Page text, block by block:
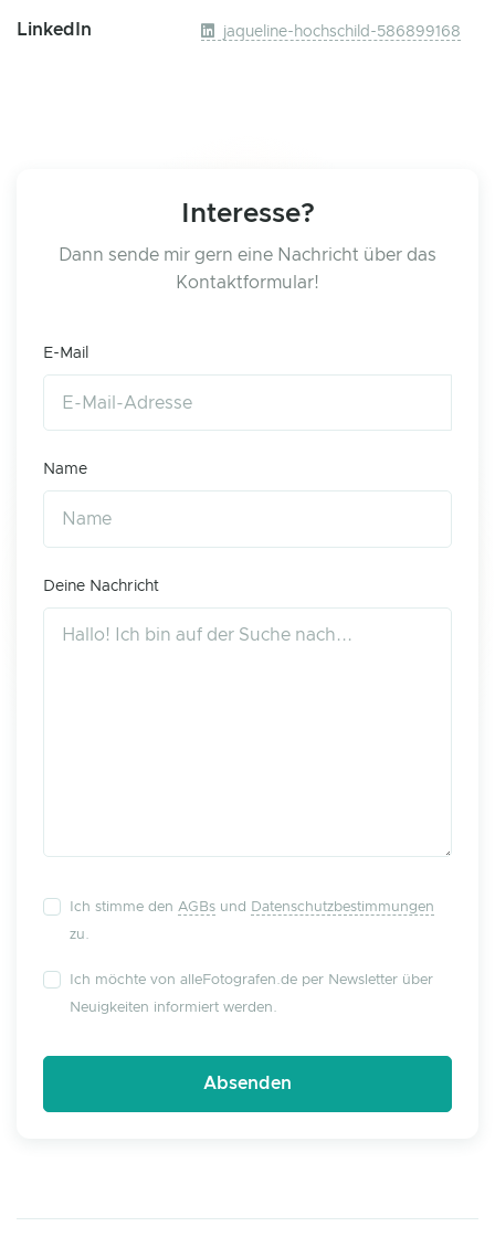
LinkedIn jaqueline-hochschild-586899168
Interesse?
Dann sende mir gern eine Nachricht über das
Kontaktformular!
E-Mail
Name
Deine Nachricht
Ich stimme den AGBs und
Datenschutzbestimmungen
zu.
Ich möchte von alleFotografen.de per Newsletter über
Neuigkeiten informiert werden.